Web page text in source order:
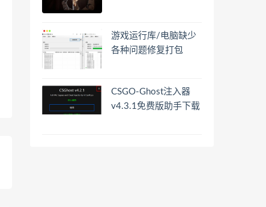
游戏运行库/电脑缺少
各种问题修复打包
CSGO-Ghost注入器
v4.3.1免费版助手下载